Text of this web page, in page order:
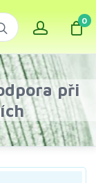
0
při